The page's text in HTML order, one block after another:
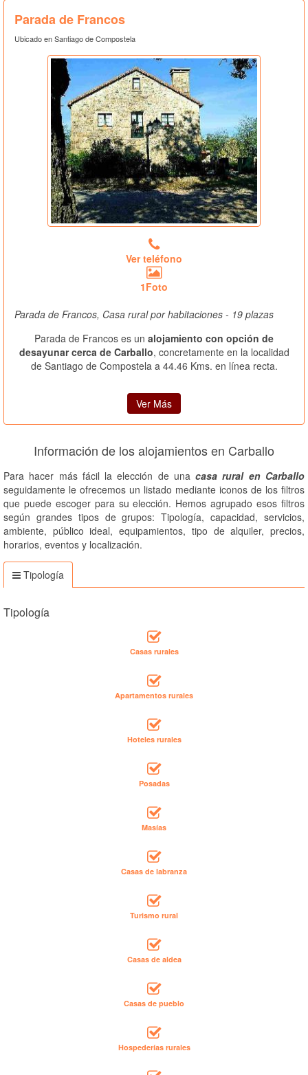
Parada de Francos
Ubicado en Santiago de Compostela
Ver teléfono
1Foto
Parada de Francos, Casa rural por habitaciones - 19 plazas
Parada de Francos es un alojamiento con opción de
desayunar cerca de Carballo, concretamente en la localidad
de Santiago de Compostela a 44.46 Kms. en línea recta.
Ver Más
Información de los alojamientos en Carballo
Para hacer más fácil la elección de unacasa rural en Carballo
seguidamente le ofrecemos un listado mediante iconos de los filtros
que puede escoger para su elección. Hemos agrupado esos filtros
según grandes tipos de grupos: Tipología, capacidad, servicios,
ambiente, público ideal, equipamientos, tipo de alquiler, precios,
horarios, eventos y localización.
Tipología
Tipología
Casas rurales
Apartamentos rurales
Hoteles rurales
Posadas
Masías
Casas de labranza
Turismo rural
Casas de aldea
Casas de pueblo
Hospederías rurales